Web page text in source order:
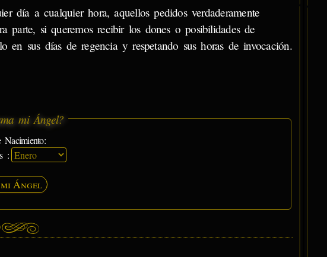
día a cualquier hora, aquellos pedidos verdaderamente
parte, si queremos recibir los dones o posibilidades de
en sus días de regencia y respetando sus horas de invocación.
mi Ángel?
:
Ángel